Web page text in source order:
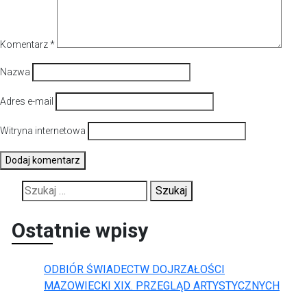
Komentarz*
Nazwa
Adres e-mail
Witryna internetowa
Szukaj:
Ostatnie wpisy
ODBIÓR ŚWIADECTW DOJRZAŁOŚCI
MAZOWIECKI XIX. PRZEGLĄD ARTYSTYCZNYCH